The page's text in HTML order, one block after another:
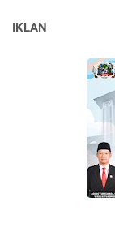
IKLAN